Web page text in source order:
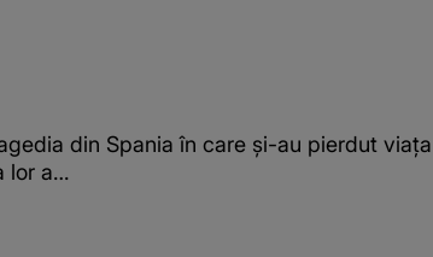
din Spania în care și-au pierdut viața
lor a…